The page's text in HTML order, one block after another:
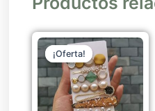
¡Oferta!
¡Oferta!
El
precio
original
era:
$ 390.
El
precio
actual
es:
$ 351.